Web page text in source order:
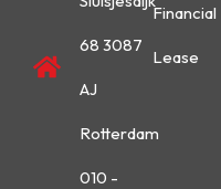
68 3087
AJ
Rotterdam
010 -
Financial
Lease